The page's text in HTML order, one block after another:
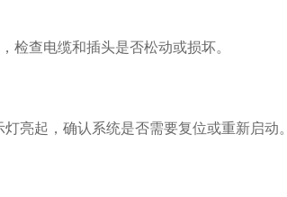
查电缆和插头是否松动或损坏。
起，确认系统是否需要复位或重新启动。